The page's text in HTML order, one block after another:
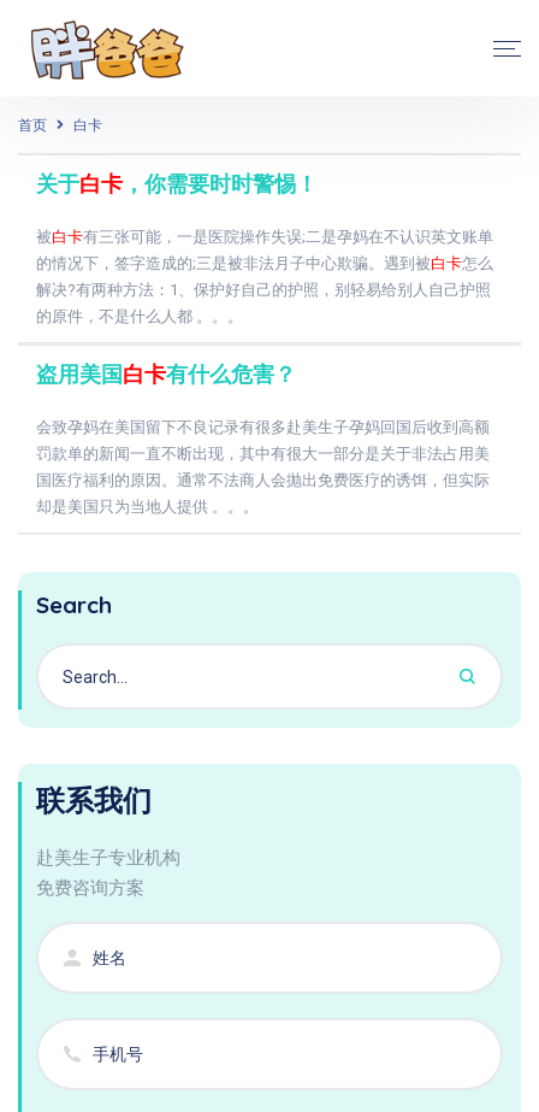
首页 白卡
关于白卡 ，你需要时时警惕！
被白卡有三张可能，一是医院操作失误;二是孕妈在不认识英文账单
的情况下，签字造成的;三是被非法月子中心欺骗。遇到被白卡怎么
解决?有两种方法：1、保护好自己的护照，别轻易给别人自己护照
的原件，不是什么人都 。。。
盗用美国白卡有什么危害？
会致孕妈在美国留下不良记录有很多赴美生子孕妈回国后收到高额
罚款单的新闻一直不断出现，其中有很大一部分是关于非法占用美
国医疗福利的原因。通常不法商人会抛出免费医疗的诱饵，但实际
却是美国只为当地人提供 。。。
Search
联系我们
赴美生子专业机构
免费咨询方案